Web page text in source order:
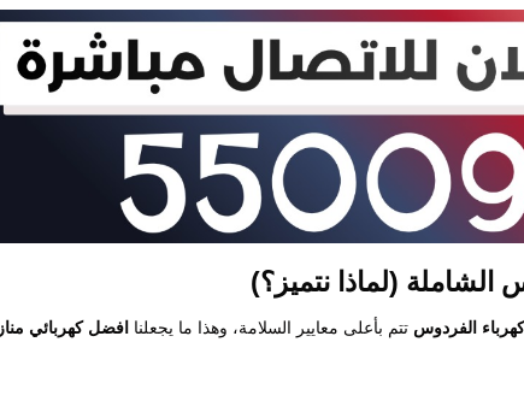
(لماذا نتميز؟)
الفردوس تتم بأعلى معايير السلامة، وهذا ما يجعلنا افضل كهربائي